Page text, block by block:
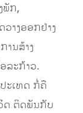
ພັກ,
າງອອກຢ່າງ
ານສ້າງ
ລະກ້າວ.
ະເທດ ກໍ່ຄື
ດ ຕິດພັນກັບ